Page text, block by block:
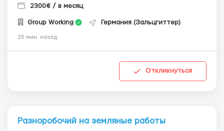
2300€ / в месяц
Group Working Германия (Зальцгиттер)
25 мин. назад
Откликнуться
Разноробочий на земляные работы